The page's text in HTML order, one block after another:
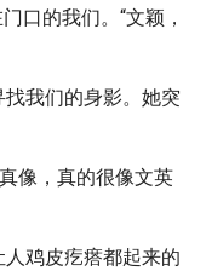
口的我们。“文颖，
找我们的身影。她突
像，真的很像文英
人鸡皮疙瘩都起来的